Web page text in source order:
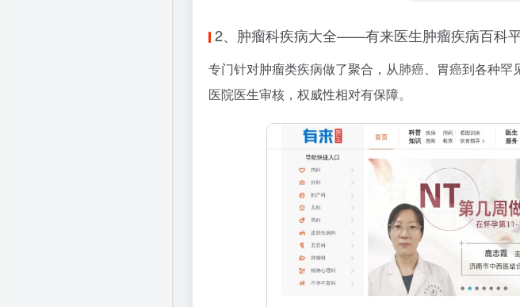
2、肿瘤科疾病大全——有来医生肿瘤疾病百科
专门针对肿瘤类疾病做了聚合，从肺癌、胃癌到各种
医院医生审核，权威性相对有保障。